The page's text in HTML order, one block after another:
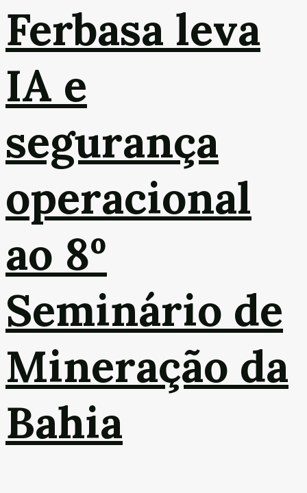
Ferbasa leva
IA e
segurança
operacional
ao 8º
Seminário de
Mineração da
Bahia